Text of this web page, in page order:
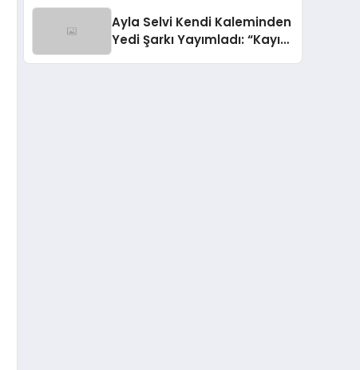
Ayla Selvi Kendi Kaleminden
Yedi Şarkı Yayımladı: “Kayıp